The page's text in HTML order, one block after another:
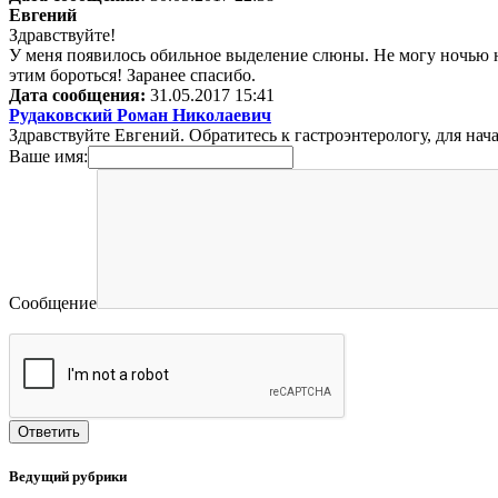
Евгений
Здравствуйте!
У меня появилось обильное выделение слюны. Не могу ночью
этим бороться! Заранее спасибо.
Дата сообщения: 31.05.2017 15:41
Рудаковский Роман Николаевич
Здравствуйте Евгений. Обратитесь к гастроэнтерологу, для
Ваше имя:
Сообщение
Ведущий рубрики